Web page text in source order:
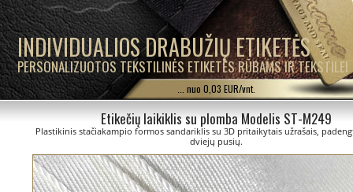
INDIVIDUALIOS DRABUŽIŲ ETIKETĖS
PERSONALIZUOTOS TEKSTILINĖS ETIKETĖS RŪBAMS IR TEKSTILEI
... nuo 0,03 EUR/vnt.
Etikečių laikiklis su plomba Modelis ST-M249
Plastikinis stačiakampio formos sandariklis su 3D pritaikytais užrašais,
dviejų pusių.